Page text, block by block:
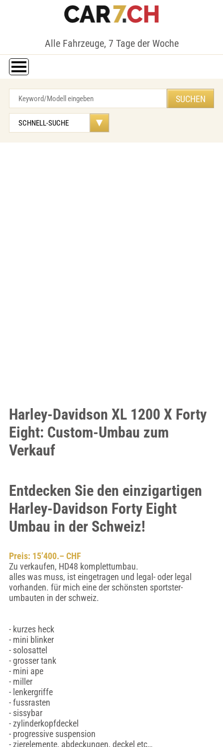
Alle Fahrzeuge, 7 Tage der Woche
Harley-Davidson XL 1200 X Forty
Eight: Custom-Umbau zum
Verkauf
Entdecken Sie den einzigartigen
Harley-Davidson Forty Eight
Umbau in der Schweiz!
Preis: 15’400.– CHF
Zu verkaufen, HD48 komplettumbau.
alles was muss, ist eingetragen und legal- oder legal
vorhanden. für mich eine der schönsten sportster-
umbauten in der schweiz.
- kurzes heck
- mini blinker
- solosattel
- grosser tank
- mini ape
- miller
- lenkergriffe
- fussrasten
- sissybar
- zylinderkopfdeckel
- progressive suspension
- zierelemente, abdeckungen, deckel etc…